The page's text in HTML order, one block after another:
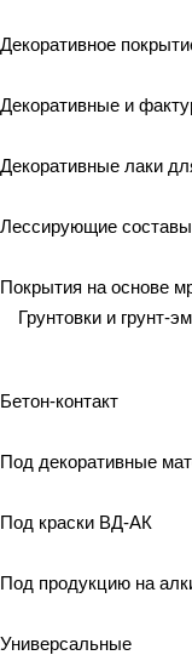
Декоративное
Декоративные и
Декоративные лаки
Лессирующие составы
Покрытия на основе
Грунтовки и грунт-
Бетон-контакт
Под декоративные
Под краски ВД-АК
Под продукцию на
Универсальные